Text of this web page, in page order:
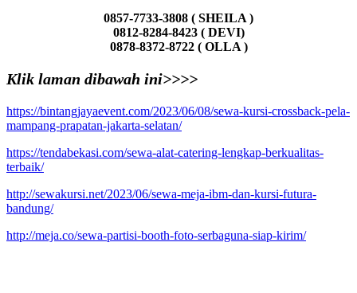
0857-7733-3808 ( SHEILA )
0812-8284-8423 ( DEVI)
0878-8372-8722 ( OLLA )
Klik laman dibawah ini>>>>
https://bintangjayaevent.com/2023/06/08/sewa-kursi-crossback-pela-
mampang-prapatan-jakarta-selatan/
https://tendabekasi.com/sewa-alat-catering-lengkap-berkualitas-
terbaik/
http://sewakursi.net/2023/06/sewa-meja-ibm-dan-kursi-futura-
bandung/
http://meja.co/sewa-partisi-booth-foto-serbaguna-siap-kirim/